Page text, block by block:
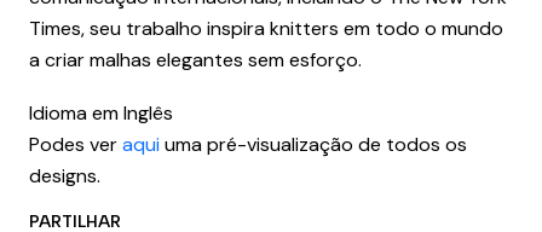
Times, seu trabalho inspira knitters em todo o mundo
a criar malhas elegantes sem esforço.
Idioma em Inglês
Podes veraqui uma pré-visualização de todos os
designs.
PARTILHAR